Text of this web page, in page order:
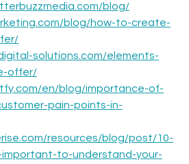
blog/
blog/how-to-create-
solutions.com/elements-
offer/
en/blog/importance-of-
pain-points-in-
resources/blog/post/10-
to-understand-your-